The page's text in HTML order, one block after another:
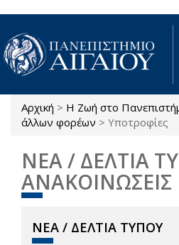
Παράκαμψη προς το κυρίως
Είστε εδώ
Αρχική > Η Ζωή στο
άλλων φορέων > Υποτροφίες
ΝΕΑ / ΔΕΛΤΙΑ
ΑΝΑΚΟΙΝΩΣΕΙΣ
ΝΕΑ / ΔΕΛΤΙΑ ΤΥΠΟΥ